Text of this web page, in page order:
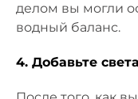
делом вы могли
водный баланс.
4. Добавьте света